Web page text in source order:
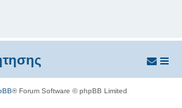
® Forum Software © phpBB Limited